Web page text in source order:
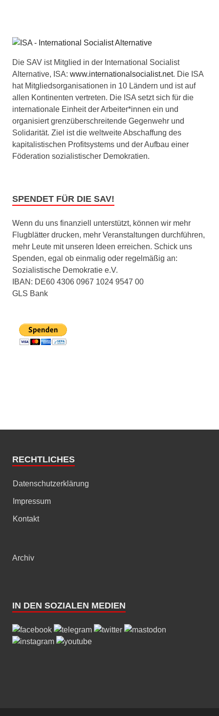
Die SAV ist Mitglied in der International Socialist
Alternative, ISA: www.internationalsocialist.net. Die ISA
hat Mitgliedsorganisationen in 10 Ländern und ist auf
allen Kontinenten vertreten. Die ISA setzt sich für die
internationale Einheit der Arbeiter*innen ein und
organisiert grenzüberschreitende Gegenwehr und
Solidarität. Ziel ist die weltweite Abschaffung des
kapitalistischen Profitsystems und der Aufbau einer
Föderation sozialistischer Demokratien.
SPENDET FÜR DIE SAV!
Wenn du uns finanziell unterstützt, können wir mehr
Flugblätter drucken, mehr Veranstaltungen durchführen,
mehr Leute mit unseren Ideen erreichen. Schick uns
Spenden, egal ob einmalig oder regelmäßig an:
Sozialistische Demokratie e.V.
IBAN: DE60 4306 0967 1024 9547 00
GLS Bank
RECHTLICHES
Datenschutzerklärung
Impressum
Kontakt
Archiv
IN DEN SOZIALEN MEDIEN